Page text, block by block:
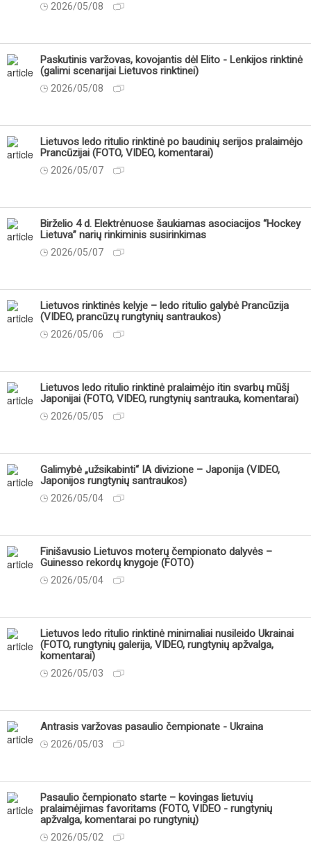
2026/05/08
Paskutinis varžovas, kovojantis dėl Elito - Lenkijos rinktinė
(galimi scenarijai Lietuvos rinktinei)
2026/05/08
Lietuvos ledo ritulio rinktinė po baudinių serijos pralaimėjo
Prancūzijai (FOTO, VIDEO, komentarai)
2026/05/07
Birželio 4 d. Elektrėnuose šaukiamas asociacijos “Hockey
Lietuva” narių rinkiminis susirinkimas
2026/05/07
Lietuvos rinktinės kelyje – ledo ritulio galybė Prancūzija
(VIDEO, prancūzų rungtynių santraukos)
2026/05/06
Lietuvos ledo ritulio rinktinė pralaimėjo itin svarbų mūšį
Japonijai (FOTO, VIDEO, rungtynių santrauka, komentarai)
2026/05/05
Galimybė „užsikabinti“ IA divizione – Japonija (VIDEO,
Japonijos rungtynių santraukos)
2026/05/04
Finišavusio Lietuvos moterų čempionato dalyvės –
Guinesso rekordų knygoje (FOTO)
2026/05/04
Lietuvos ledo ritulio rinktinė minimaliai nusileido Ukrainai
(FOTO, rungtynių galerija, VIDEO, rungtynių apžvalga,
komentarai)
2026/05/03
Antrasis varžovas pasaulio čempionate - Ukraina
2026/05/03
Pasaulio čempionato starte – kovingas lietuvių
pralaimėjimas favoritams (FOTO, VIDEO - rungtynių
apžvalga, komentarai po rungtynių)
2026/05/02